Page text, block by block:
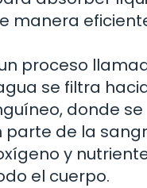
manera
proceso
se filtra
donde se
parte de la
y
el cuerpo.